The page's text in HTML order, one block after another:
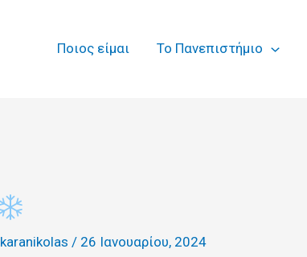
Ποιος είμαι Το Πανεπιστήμιο
karanikolas / 26 Ιανουαρίου, 2024